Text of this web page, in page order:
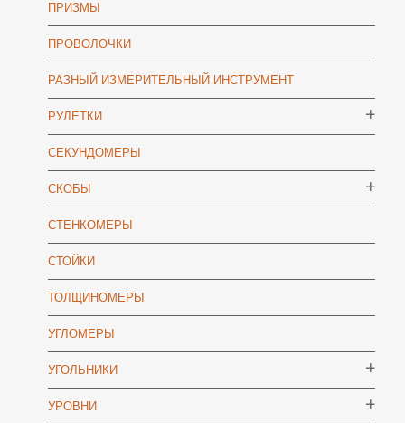
ПРИЗМЫ
ПРОВОЛОЧКИ
РАЗНЫЙ ИЗМЕРИТЕЛЬНЫЙ ИНСТРУМЕНТ
РУЛЕТКИ
СЕКУНДОМЕРЫ
СКОБЫ
СТЕНКОМЕРЫ
СТОЙКИ
ТОЛЩИНОМЕРЫ
УГЛОМЕРЫ
УГОЛЬНИКИ
УРОВНИ